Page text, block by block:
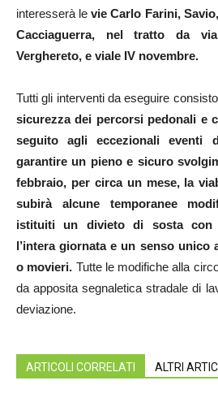
interesserà levie Carlo Farini,
Cacciaguerra, nel tratto da
Verghereto, e viale IV novembre.
Tutti gli interventi da eseguire
sicurezza dei percorsi pedonali e
seguito agli eccezionali
garantire un pieno e sicuro
febbraio, per circa un mese, la
subirà alcune temporanee
istituiti un divieto di sosta con
l’intera giornata e un senso unico
o movieri. Tutte le modifiche alla
da apposita segnaletica stradale di
deviazione.
ARTICOLI CORRELATI ALTRI